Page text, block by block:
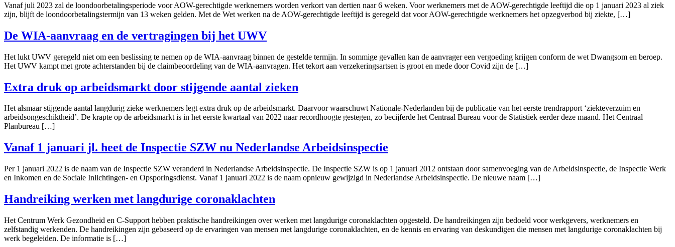
Vanaf juli 2023 zal de loondoorbetalingsperiode voor AOW-gerechtigde werknemers worden verkort van dertien naar 6 weken. Voor werknemers met de AOW-gerechtigde leeftijd die op 1 januari 2023 al ziek
zijn, blijft de loondoorbetalingstermijn van 13 weken gelden. Met de Wet werken na de AOW-gerechtigde leeftijd is geregeld dat voor AOW-gerechtigde werknemers het opzegverbod bij ziekte, […]
De WIA-aanvraag en de vertragingen bij het UWV
Het lukt UWV geregeld niet om een beslissing te nemen op de WIA-aanvraag binnen de gestelde termijn. In sommige gevallen kan de aanvrager een vergoeding krijgen conform de wet Dwangsom en beroep.
Het UWV kampt met grote achterstanden bij de claimbeoordeling van de WIA-aanvragen. Het tekort aan verzekeringsartsen is groot en mede door Covid zijn de […]
Extra druk op arbeidsmarkt door stijgende aantal zieken
Het alsmaar stijgende aantal langdurig zieke werknemers legt extra druk op de arbeidsmarkt. Daarvoor waarschuwt Nationale-Nederlanden bij de publicatie van het eerste trendrapport ‘ziekteverzuim en
arbeidsongeschiktheid’. De krapte op de arbeidsmarkt is in het eerste kwartaal van 2022 naar recordhoogte gestegen, zo becijferde het Centraal Bureau voor de Statistiek eerder deze maand. Het Centraal
Planbureau […]
Vanaf 1 januari jl. heet de Inspectie SZW nu Nederlandse Arbeidsinspectie
Per 1 januari 2022 is de naam van de Inspectie SZW veranderd in Nederlandse Arbeidsinspectie. De Inspectie SZW is op 1 januari 2012 ontstaan door samenvoeging van de Arbeidsinspectie, de Inspectie Werk
en Inkomen en de Sociale Inlichtingen- en Opsporingsdienst. Vanaf 1 januari 2022 is de naam opnieuw gewijzigd in Nederlandse Arbeidsinspectie. De nieuwe naam […]
Handreiking werken met langdurige coronaklachten
Het Centrum Werk Gezondheid en C-Support hebben praktische handreikingen over werken met langdurige coronaklachten opgesteld. De handreikingen zijn bedoeld voor werkgevers, werknemers en
zelfstandig werkenden. De handreikingen zijn gebaseerd op de ervaringen van mensen met langdurige coronaklachten, en de kennis en ervaring van deskundigen die mensen met langdurige coronaklachten bij
werk begeleiden. De informatie is […]